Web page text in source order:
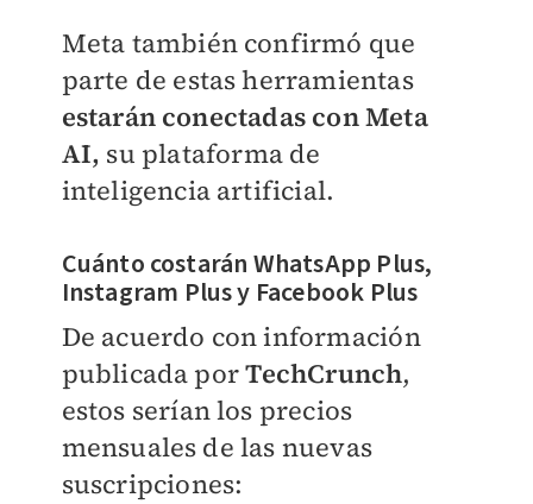
Meta también confirmó que
parte de estas herramientas
estarán conectadas con Meta
AI, su plataforma de
inteligencia artificial.
Cuánto costarán WhatsApp Plus,
Instagram Plus y Facebook Plus
De acuerdo con información
publicada porTechCrunch,
estos serían los precios
mensuales de las nuevas
suscripciones: